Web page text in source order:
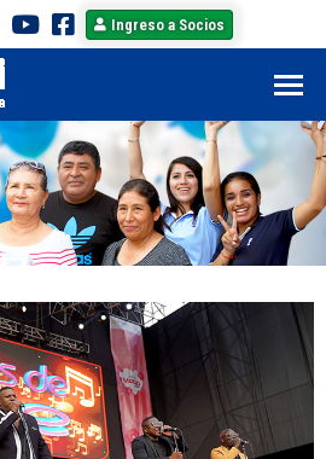
Ingreso a Socios